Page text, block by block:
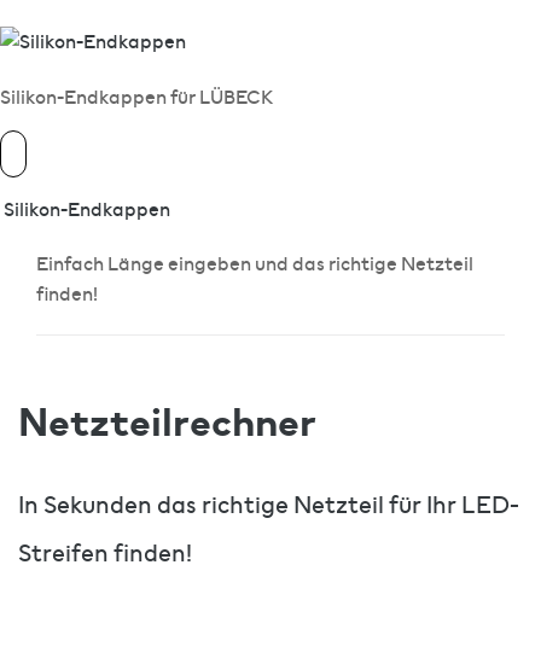
Silikon-Endkappen für LÜBECK
Silikon-Endkappen
Einfach Länge eingeben und das richtige Netzteil
finden!
Netzteilrechner
In Sekunden das richtige Netzteil für Ihr LED-
Streifen finden!